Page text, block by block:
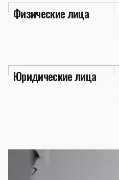
Физические лица
Юридические лица